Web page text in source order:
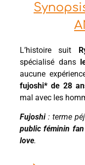
L’histoire suit
spécialisé dans
aucune
fujoshi* de 28
mal avec les
Fujoshi: terme
public féminin fan
love.